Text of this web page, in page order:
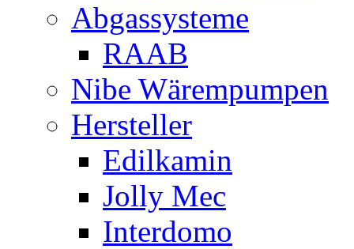
Abgassysteme
RAAB
Nibe Wärempumpen
Hersteller
Edilkamin
Jolly Mec
Interdomo